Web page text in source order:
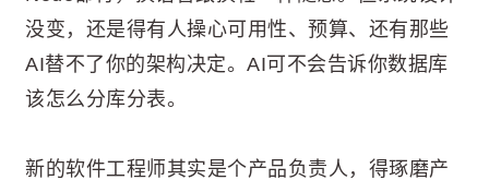
没变，还是得有人操心可用性、预算、还有那些
AI替不了你的架构决定。AI可不会告诉你数据库
该怎么分库分表。
新的软件工程师其实是个产品负责人，得琢磨产